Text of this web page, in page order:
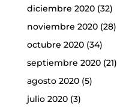
diciembre 2020(32)
noviembre 2020(28)
octubre 2020(34)
septiembre 2020(21)
agosto 2020(5)
julio 2020(3)